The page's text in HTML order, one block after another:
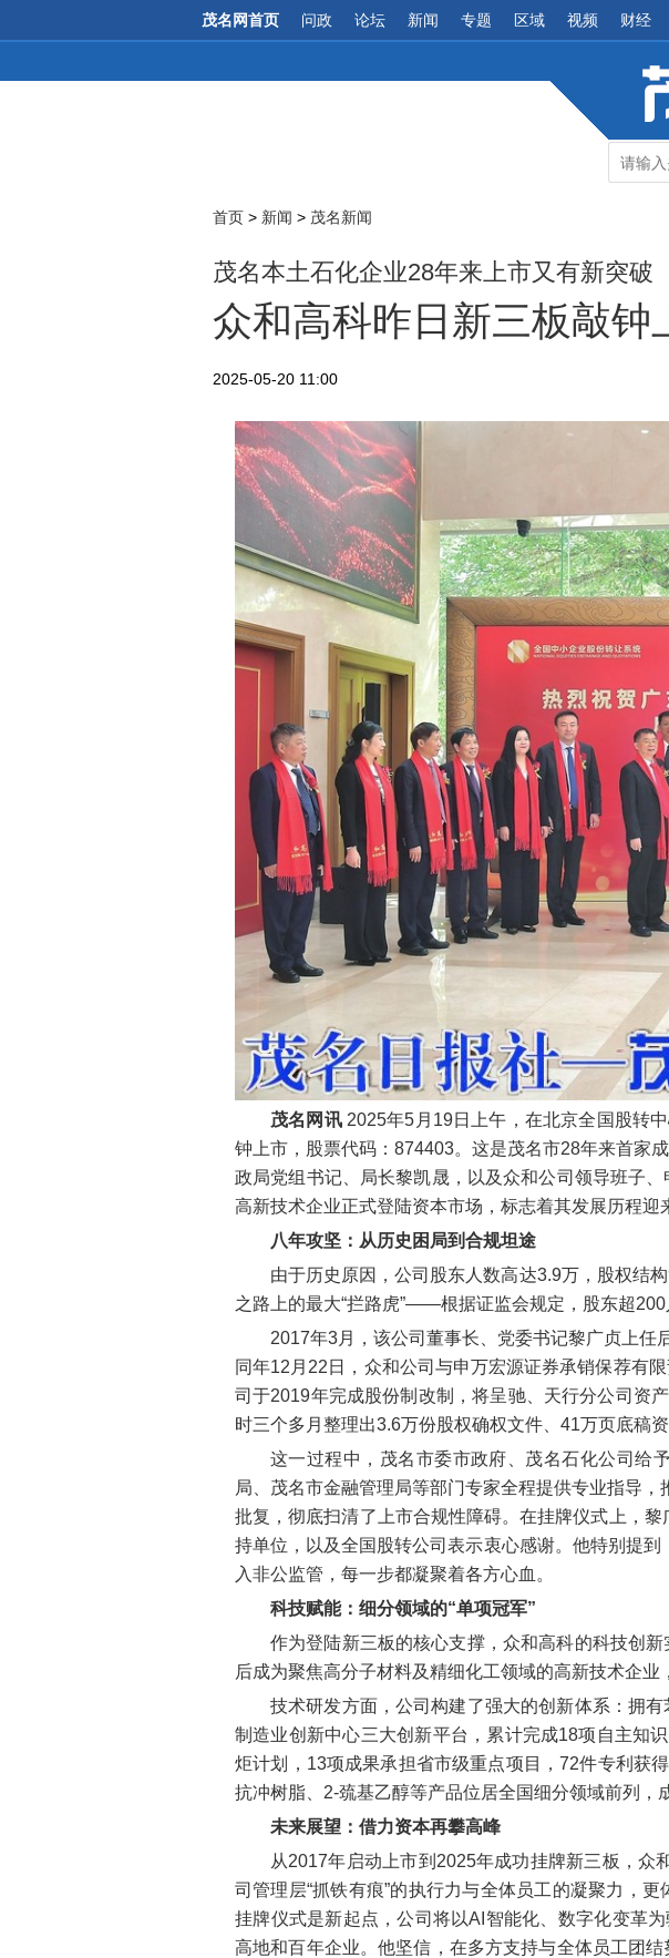
茂名网首页 问政 论坛 新闻 专题 区域 视频 财经
首页 > 新闻 > 茂名新闻
茂名本土石化企业28年来上市又有新突破
众和高科昨日新三板敲钟
2025-05-20 11:00
茂名网讯2025年5月19日上午，在北京全国股转
钟上市，股票代码：874403。这是茂名市28年来首家
政局党组书记、局长黎凯晟，以及众和公司领导班子
高新技术企业正式登陆资本市场，标志着其发展历程迎
八年攻坚：从历史困局到合规坦途
由于历史原因，公司股东人数高达3.9万，股权结
之路上的最大“拦路虎”——根据证监会规定，股东超
2017年3月，该公司董事长、党委书记黎广贞上任
同年12月22日，众和公司与申万宏源证券承销保荐有
司于2019年完成股份制改制，将呈驰、天行分公司资
时三个多月整理出3.6万份股权确权文件、41万页底稿
这一过程中，茂名市委市政府、茂名石化公司给
局、茂名市金融管理局等部门专家全程提供专业指导
批复，彻底扫清了上市合规性障碍。在挂牌仪式上，
持单位，以及全国股转公司表示衷心感谢。他特别提
入非公监管，每一步都凝聚着各方心血。
科技赋能：细分领域的“单项冠军”
作为登陆新三板的核心支撑，众和高科的科技创
后成为聚焦高分子材料及精细化工领域的高新技术企业
技术研发方面，公司构建了强大的创新体系：拥
制造业创新中心三大创新平台，累计完成18项自主知
炬计划，13项成果承担省市级重点项目，72件专利获
抗冲树脂、2-巯基乙醇等产品位居全国细分领域前列，
未来展望：借力资本再攀高峰
从2017年启动上市到2025年成功挂牌新三板，众
司管理层“抓铁有痕”的执行力与全体员工的凝聚力，
挂牌仪式是新起点，公司将以AI智能化、数字化变革
高地和百年企业。他坚信，在多方支持与全体员工团